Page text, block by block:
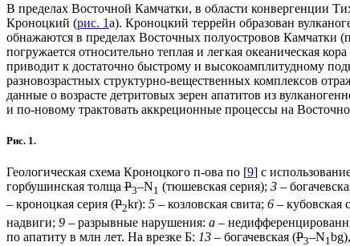
В пределах Восточной Камчатки, в области конвергенции
Кроноцкий (рис. 1а). Кроноцкий террейн образован
обнажаются в пределах Восточных полуостровов
погружается относительно теплая и легкая океаническая
приводит к достаточно быстрому и высокоамплитудному
разновозрастных структурно-вещественных комплексов
данные о возрасте детритовых зерен апатитов из
и по-новому трактовать аккреционные процессы на
Рис. 1.
Геологическая схема Кроноцкого п-ова по [9] с
горбушинская толща P3–N1 (тюшевская серия); 3 –
– кроноцкая серия (P2kr): 5 – козловская свита; 6 – кубовская
надвиги; 9 – разрывные нарушения: а –
по апатиту в млн лет. На врезке Б: 13 – богачевская (P3–N1